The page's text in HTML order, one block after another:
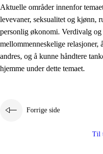
2.2 Kompetanse i fagene
2.3 Grunnleggende
2.4 Å lære å lære
Tverrfaglige temaer
2.5.2 Demokrati og
Bærekraftig
Aktuelle områder innenfor
levevaner, seksualitet og kjønn,
personlig økonomi. Verdivalg
mellommenneskelige relasjoner,
andres, og å kunne håndtere
hjemme under dette temaet.
Forrige side
Til